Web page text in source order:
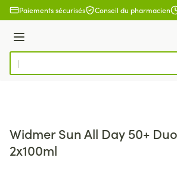
Aller au contenu
Paiements sécurisés Conseil du pharmacien
Menu
Rechercher
Widmer Sun All Day 50+
2x100ml